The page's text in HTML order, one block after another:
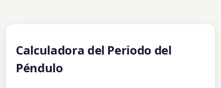
Calculadora del Periodo del
Péndulo